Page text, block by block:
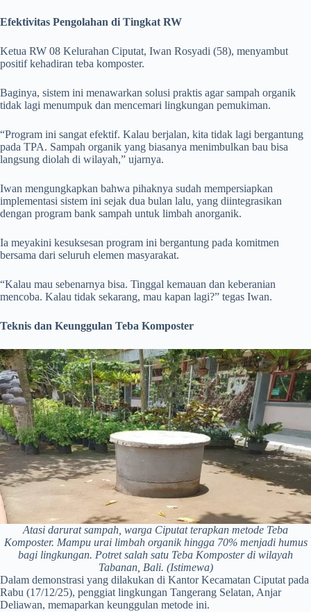
Efektivitas Pengolahan di Tingkat RW
Ketua RW 08 Kelurahan Ciputat, Iwan Rosyadi (58), menyambut
positif kehadiran teba komposter.
Baginya, sistem ini menawarkan solusi praktis agar sampah organik
tidak lagi menumpuk dan mencemari lingkungan pemukiman.
“Program ini sangat efektif. Kalau berjalan, kita tidak lagi bergantung
pada TPA. Sampah organik yang biasanya menimbulkan bau bisa
langsung diolah di wilayah,” ujarnya.
Iwan mengungkapkan bahwa pihaknya sudah mempersiapkan
implementasi sistem ini sejak dua bulan lalu, yang diintegrasikan
dengan program bank sampah untuk limbah anorganik.
Ia meyakini kesuksesan program ini bergantung pada komitmen
bersama dari seluruh elemen masyarakat.
“Kalau mau sebenarnya bisa. Tinggal kemauan dan keberanian
mencoba. Kalau tidak sekarang, mau kapan lagi?” tegas Iwan.
Teknis dan Keunggulan Teba Komposter
Atasi darurat sampah, warga Ciputat terapkan metode Teba
Komposter. Mampu urai limbah organik hingga 70% menjadi humus
bagi lingkungan. Potret salah satu Teba Komposter di wilayah
Tabanan, Bali. (Istimewa)
Dalam demonstrasi yang dilakukan di Kantor Kecamatan Ciputat pada
Rabu (17/12/25), penggiat lingkungan Tangerang Selatan, Anjar
Deliawan, memaparkan keunggulan metode ini.